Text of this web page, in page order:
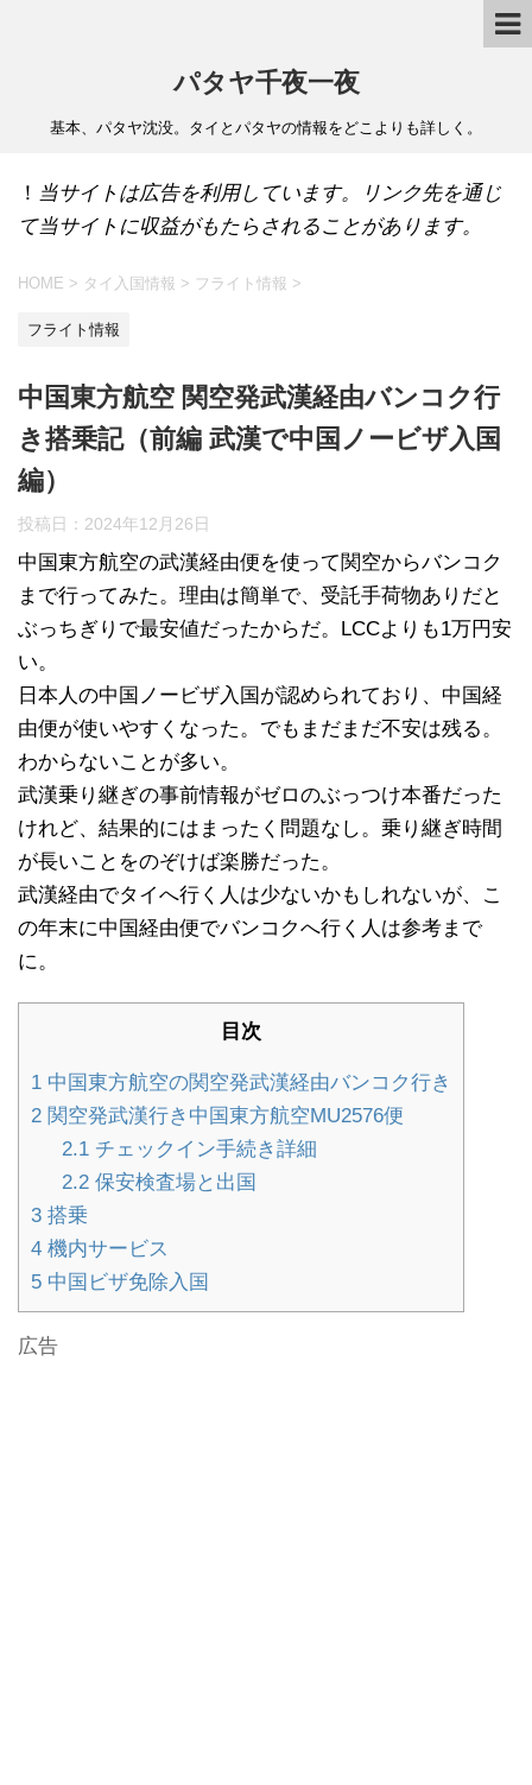
パタヤ千夜一夜
基本、パタヤ沈没。タイとパタヤの情報をどこよりも詳しく。
！ 当サイトは広告を利用しています。リンク先を通じ
て当サイトに収益がもたらされることがあります。
HOME > タイ入国情報 > フライト情報 >
フライト情報
中国東方航空 関空発武漢経由バンコク行
き搭乗記（前編 武漢で中国ノービザ入国
編）
投稿日： 2024年12月26日
中国東方航空の武漢経由便を使って関空からバンコク
まで行ってみた。理由は簡単で、受託手荷物ありだと
ぶっちぎりで最安値だったからだ。LCCよりも1万円安
い。
日本人の中国ノービザ入国が認められており、中国経
由便が使いやすくなった。でもまだまだ不安は残る。
わからないことが多い。
武漢乗り継ぎの事前情報がゼロのぶっつけ本番だった
けれど、結果的にはまったく問題なし。乗り継ぎ時間
が長いことをのぞけば楽勝だった。
武漢経由でタイへ行く人は少ないかもしれないが、こ
の年末に中国経由便でバンコクへ行く人は参考まで
に。
目次
1 中国東方航空の関空発武漢経由バンコク行き
2 関空発武漢行き中国東方航空MU2576便
2.1チェックイン手続き詳細
2.2保安検査場と出国
3 搭乗
4 機内サービス
5 中国ビザ免除入国
広告